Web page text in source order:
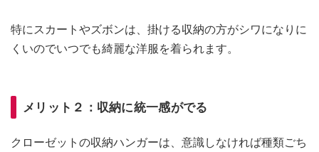
特にスカートやズボンは、掛ける収納の方がシワになりに
くいのでいつでも綺麗な洋服を着られます。
メリット２：収納に統一感がでる
クローゼットの収納ハンガーは、意識しなければ種類ごち